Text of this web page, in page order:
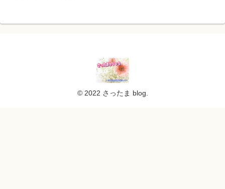
© 2022 さったま blog.